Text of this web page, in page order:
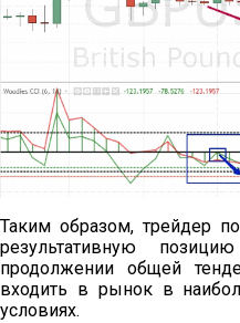
Таким образом, трейдер
результативную
продолжении общей
входить в рынок в
условиях.